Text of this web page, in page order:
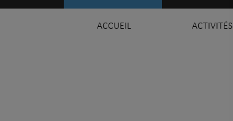
ACCUEIL ACTIVITÉS